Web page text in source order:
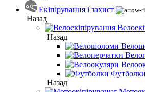
Екіпірування і захист
Назад
Назад
Футболки
Назад